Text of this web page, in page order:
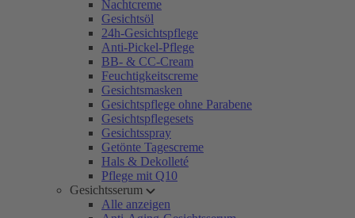
Nachtcreme
Gesichtsöl
24h-Gesichtspflege
Anti-Pickel-Pflege
BB- & CC-Cream
Feuchtigkeitscreme
Gesichtsmasken
Gesichtspflege ohne Parabene
Gesichtspflegesets
Gesichtsspray
Getönte Tagescreme
Hals & Dekolleté
Pflege mit Q10
Gesichtsserum
Alle anzeigen